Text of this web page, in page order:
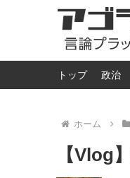
トップ 政治
ホーム
【Vlog